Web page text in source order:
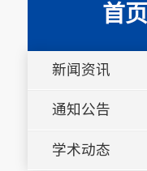
首页
新闻资讯
通知公告
学术动态